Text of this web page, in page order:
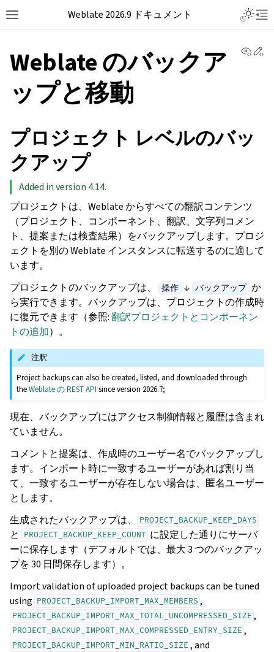
Weblate 2026.9 ドキュメント
Weblate のバックア
ップと移動
プロジェクト レベルのバッ
クアップ
Added in version 4.14.
プロジェクトは、Weblate からすべての翻訳コンテンツ
（プロジェクト、コンポーネント、翻訳、文字列コメン
ト、提案または検査結果）をバックアップします。プロジ
ェクトを別の Weblate インスタンスに転送するのに適して
います。
プロジェクトのバックアップは、
操作 ↓ バックアップ か
ら実行できます。バックアップは、プロジェクトの作成時
に復元できます（参照:翻訳プロジェクトとコンポーネン
トの追加）。
注釈
Project backups can also be created, listed, and downloaded through
theWeblate の REST API since version 2026.7;
現在、バックアップにはアクセス制御情報と履歴は含まれ
ていません。
コメントと提案は、作成時のユーザー名でバックアップし
ます。インポート時に一致するユーザーがあれば割り当
て、一致するユーザーが存在しない場合は、匿名ユーザー
とします。
生成されたバックアップは、
PROJECT_BACKUP_KEEP_DAYS
と PROJECT_BACKUP_KEEP_COUNT に設定した通りにサーバ
ーに保存します（デフォルトでは、最大 3 つのバックアッ
プを 30 日間保存します）。
Import validation of uploaded project backups can be tuned
using PROJECT_BACKUP_IMPORT_MAX_MEMBERS ,
PROJECT_BACKUP_IMPORT_MAX_TOTAL_UNCOMPRESSED_SIZE ,
PROJECT_BACKUP_IMPORT_MAX_COMPRESSED_ENTRY_SIZE ,
PROJECT_BACKUP_IMPORT_MIN_RATIO_SIZE , and